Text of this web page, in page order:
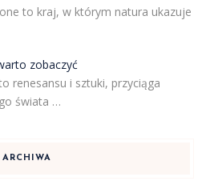
to kraj, w którym natura ukazuje
zobaczyć
renesansu i sztuki, przyciąga
świata …
ARCHIWA